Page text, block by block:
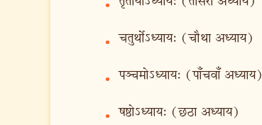
•
• चतुर्थोऽध्याय: (चौथा अध्याय)
• पञ्चमोऽध्याय: (पाँचवाँ अध्याय)
• षष्ठोऽध्याय: (छठा अध्याय)